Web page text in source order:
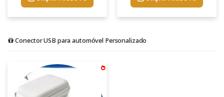
Conector USB para automóvel Personalizado